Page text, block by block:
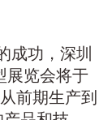
成功，深圳
展览会将于
前期生产到